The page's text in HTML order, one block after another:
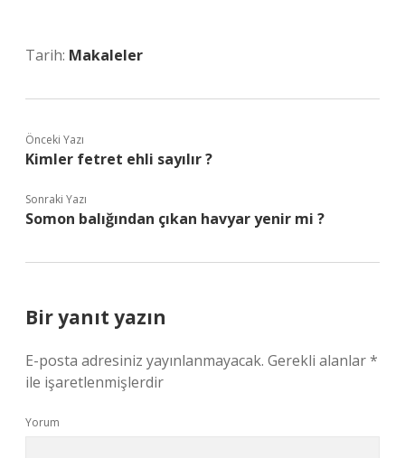
Tarih: Makaleler
Önceki Yazı
Kimler fetret ehli sayılır ?
Sonraki Yazı
Somon balığından çıkan havyar yenir mi ?
Bir yanıt yazın
E-posta adresiniz yayınlanmayacak. Gerekli alanlar*
ile işaretlenmişlerdir
Yorum